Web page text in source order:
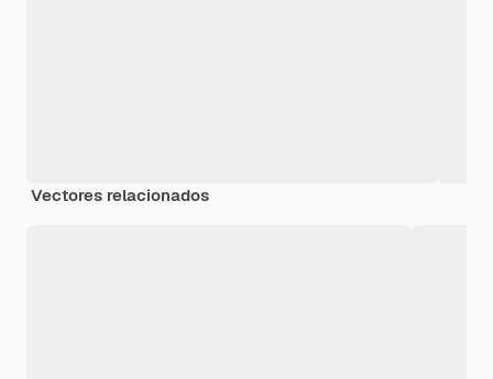
Vectores relacionados